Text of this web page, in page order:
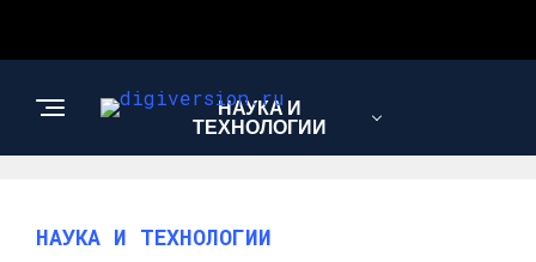
НАУКА И
ТЕХНОЛОГИИ
НАУКА И ТЕХНОЛОГИИ